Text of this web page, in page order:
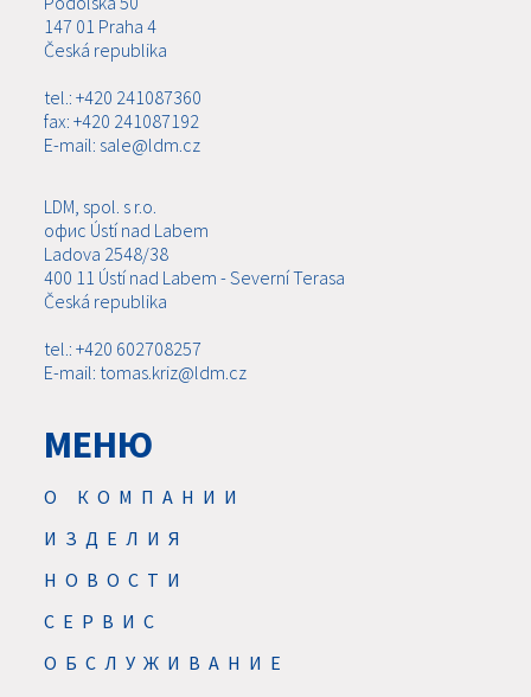
147 01 Praha 4
Česká republika
tel.: +420 241087360
fax: +420 241087192
E-mail: sale@ldm.cz
LDM, spol. s r.o.
офис Ústí nad Labem
Ladova 2548/38
400 11 Ústí nad Labem - Severní Terasa
Česká republika
tel.: +420 602708257
E-mail: tomas.kriz@ldm.cz
МЕНЮ
О КОМПАНИИ
ИЗДЕЛИЯ
НОВОСТИ
CЕРВИС
ОБСЛУЖИВАНИЕ